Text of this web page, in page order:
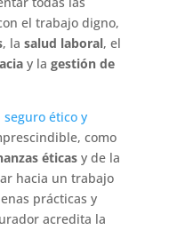
el trabajo digno,
, la salud laboral, el
y la gestión de
seguro ético y
como
éticasy de la
hacia un trabajo
prácticas y
acredita la